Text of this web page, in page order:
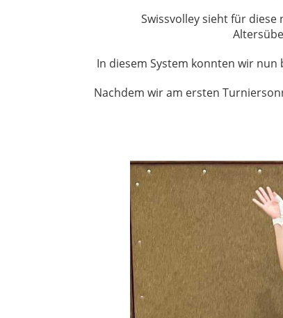
Swissvolley sieht für
In diesem System konnten wir
Nachdem wir am ersten